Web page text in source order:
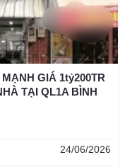
GIÁ 1tỷ200TR
TẠI QL1A BÌNH
24/06/2026